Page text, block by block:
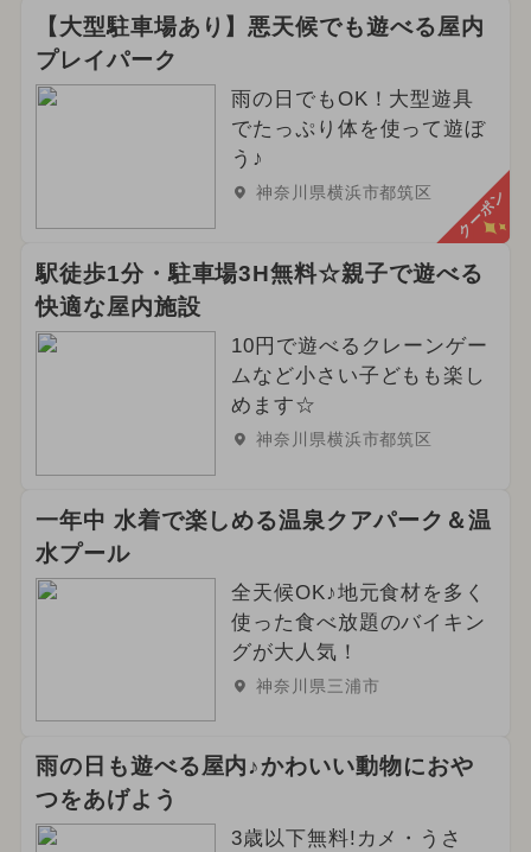
【大型駐車場あり】悪天候でも遊べる屋内
プレイパーク
雨の日でもOK！大型遊具
でたっぷり体を使って遊ぼ
う♪
神奈川県横浜市都筑区 クーポン
駅徒歩1分・駐車場3H無料☆親子で遊べる
快適な屋内施設
10円で遊べるクレーンゲー
ムなど小さい子どもも楽し
めます☆
神奈川県横浜市都筑区
一年中 水着で楽しめる温泉クアパーク＆温
水プール
全天候OK♪地元食材を多く
使った食べ放題のバイキン
グが大人気！
神奈川県三浦市
雨の日も遊べる屋内♪かわいい動物におや
つをあげよう
3歳以下無料!カメ・うさ